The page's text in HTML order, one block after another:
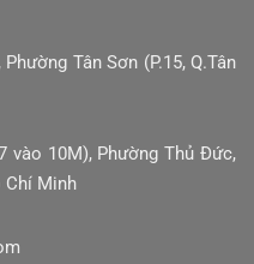
Tân Sơn (P.15, Q.Tân
vào 10M), Phường Thủ Đức,
Chí Minh